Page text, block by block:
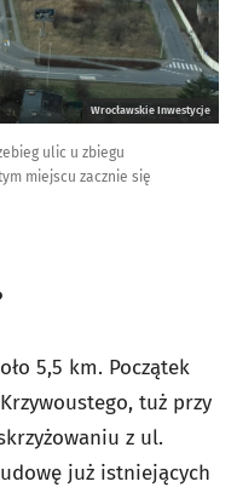
Wrocławskie Inwestycje
ulic u zbiegu
miejscu zacznie się
5,5 km. Początek
tuż przy
z ul.
już istniejących